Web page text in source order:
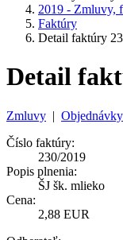
2019 - Zmluvy,
Faktúry
Detail faktúry
Detail
Zmluvy | Objednávky
Číslo faktúry:
230/2019
Popis plnenia:
ŠJ šk. mlieko
Cena:
2,88 EUR